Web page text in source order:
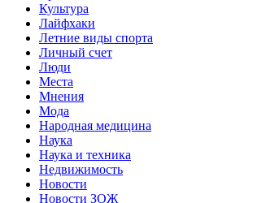
Культура
Лайфхаки
Летние виды спорта
Личный счет
Люди
Места
Мнения
Мода
Народная медицина
Наука
Наука и техника
Недвижимость
Новости
Новости ЗОЖ